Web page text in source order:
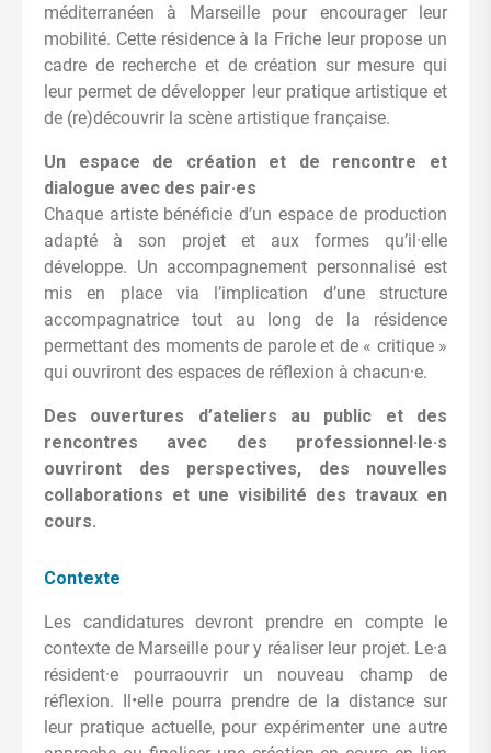
méditerranéen à Marseille pour encourager leur
mobilité. Cette résidence à la Friche leur propose un
cadre de recherche et de création sur mesure qui
leur permet de développer leur pratique artistique et
de (re)découvrir la scène artistique française.
Un espace de création et de rencontre et
dialogue avec des pair·es
Chaque artiste bénéficie d’un espace de production
adapté à son projet et aux formes qu’il·elle
développe. Un accompagnement personnalisé est
mis en place via l’implication d’une structure
accompagnatrice tout au long de la résidence
permettant des moments de parole et de « critique »
qui ouvriront des espaces de réflexion à chacun·e.
Des ouvertures d’ateliers au public et des
rencontres avec des professionnel·le·s
ouvriront des perspectives, des nouvelles
collaborations et une visibilité des travaux en
cours.
Contexte
Les candidatures devront prendre en compte le
contexte de Marseille pour y réaliser leur projet. Le·a
résident·e pourraouvrir un nouveau champ de
réflexion. Il•elle pourra prendre de la distance sur
leur pratique actuelle, pour expérimenter une autre